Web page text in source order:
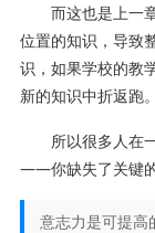
而这也是上一章
位置的知识，导致
识，如果学校的教
新的知识中折返跑。
所以很多人在一
——你缺失了关键的
意志力是可提高